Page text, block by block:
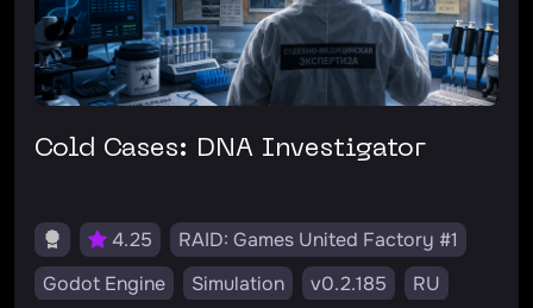
Cold Cases: DNA Investigator
4.25
RAID: Games United Factory #1
Godot Engine
Simulation v0.2.185
RU